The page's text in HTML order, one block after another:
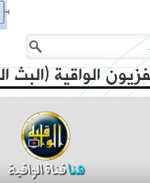
الواقية (البث
كتاب - فعاليات الذكرى المئوية لهدم الخلافة